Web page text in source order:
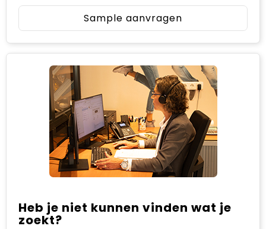
Sample aanvragen
Heb je niet kunnen vinden wat je
zoekt?